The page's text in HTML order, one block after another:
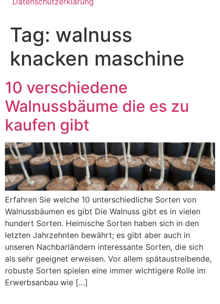
Tag: walnuss
knacken maschine
10 verschiedene
Walnussbäume die es zu
kaufen gibt
Erfahren Sie welche 10 unterschiedliche Sorten von
Walnussbäumen es gibt Die Walnuss gibt es in vielen
hundert Sorten. Heimische Sorten haben sich in den
letzten Jahrzehnten bewährt; es gibt aber auch in
unseren Nachbarländern interessante Sorten, die sich
als sehr geeignet erweisen. Vor allem spätaustreibende,
robuste Sorten spielen eine immer wichtigere Rolle im
Erwerbsanbau wie […]